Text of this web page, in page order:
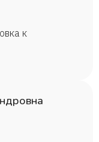
Высшая
цифровые
к